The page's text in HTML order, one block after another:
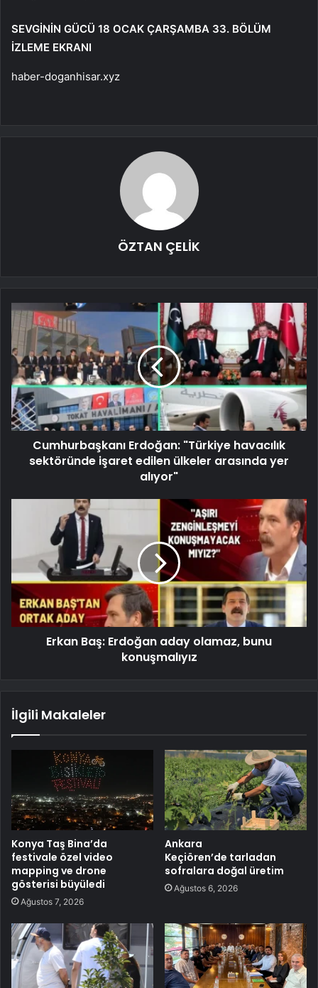
SEVGİNİN GÜCÜ 18 OCAK ÇARŞAMBA 33. BÖLÜM
İZLEME EKRANI
haber-doganhisar.xyz
ÖZTAN ÇELİK
Cumhurbaşkanı Erdoğan: "Türkiye havacılık
sektöründe işaret edilen ülkeler arasında yer
alıyor"
Erkan Baş: Erdoğan aday olamaz, bunu
konuşmalıyız
İlgili Makaleler
Konya Taş Bina’da
festivale özel video
mapping ve drone
gösterisi büyüledi
Ağustos 7, 2026
Ankara
Keçiören’de tarladan
sofralara doğal üretim
Ağustos 6, 2026